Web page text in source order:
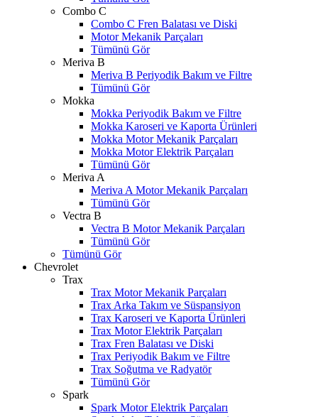
Combo C
Combo C Fren Balatası ve Diski
Motor Mekanik Parçaları
Tümünü Gör
Meriva B
Meriva B Periyodik Bakım ve Filtre
Tümünü Gör
Mokka
Mokka Periyodik Bakım ve Filtre
Mokka Karoseri ve Kaporta Ürünleri
Mokka Motor Mekanik Parçaları
Mokka Motor Elektrik Parçaları
Tümünü Gör
Meriva A
Meriva A Motor Mekanik Parçaları
Tümünü Gör
Vectra B
Vectra B Motor Mekanik Parçaları
Tümünü Gör
Tümünü Gör
Chevrolet
Trax
Trax Motor Mekanik Parçaları
Trax Arka Takım ve Süspansiyon
Trax Karoseri ve Kaporta Ürünleri
Trax Motor Elektrik Parçaları
Trax Fren Balatası ve Diski
Trax Periyodik Bakım ve Filtre
Trax Soğutma ve Radyatör
Tümünü Gör
Spark
Spark Motor Elektrik Parçaları